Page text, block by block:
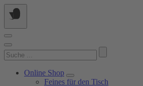
Springe
zum
Suchen
nach:
Online Shop
Feines für den Tisch